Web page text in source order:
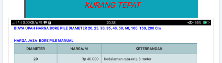
KURANG TEPAT